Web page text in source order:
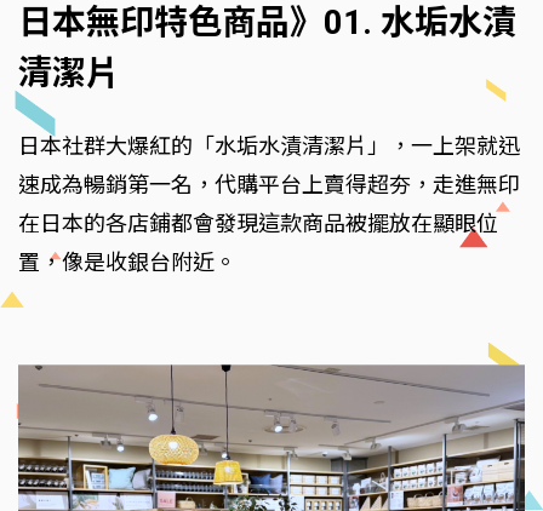
日本無印特色商品》01. 水垢水漬
清潔片
日本社群大爆紅的「水垢水漬清潔片」，一上架就迅
速成為暢銷第一名，代購平台上賣得超夯，走進無印
在日本的各店鋪都會發現這款商品被擺放在顯眼位
置，像是收銀台附近。